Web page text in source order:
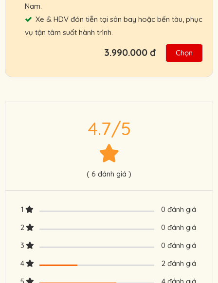
Nam.
Xe & HDV đón tiễn tại sân bay hoặc bến tàu, phục
vụ tận tâm suốt hành trình.
Chính sách ưu đãi cho đối tác, khách đoàn,
HDV, nhà xe.
Hãy gọi ngay 0901.222.772 để được hỗ trợ
đặt tour giá tốt nhất.
Hotline - Zalo - Fb hỗ trợ 24/24.
3.990.000 đ Chọn
4.7/5
( 6 đánh giá )
1
0 đánh giá
2
0 đánh giá
3
0 đánh giá
4
2 đánh giá